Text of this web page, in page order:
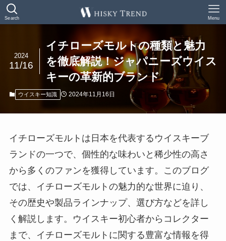
Search Menu
イチローズモルトの種類と魅力
を徹底解説！ジャパニーズウイス
キーの革新的ブランド
2024
11/16
ウイスキー知識 2024年11月16日
イチローズモルトは日本を代表するウイスキーブ
ランドの一つで、個性的な味わいと稀少性の高さ
から多くのファンを獲得しています。このブログ
では、イチローズモルトの魅力的な世界に迫り、
その歴史や製品ラインナップ、選び方などを詳し
く解説します。ウイスキー初心者からコレクター
まで、イチローズモルトに関する豊富な情報を得